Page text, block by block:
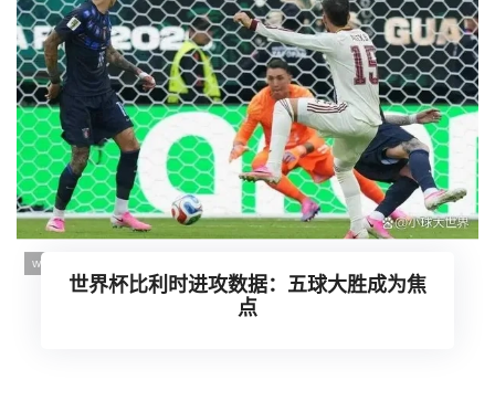
世界杯比利时进攻数据：五球大胜成为焦
点